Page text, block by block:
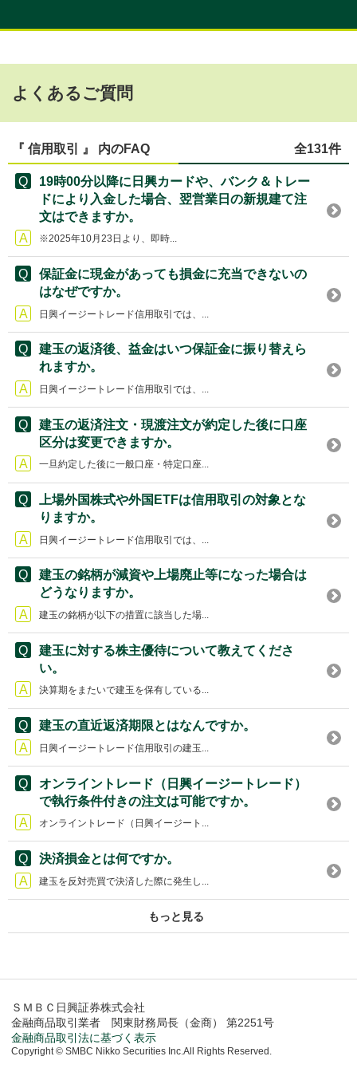
よくあるご質問
『 信用取引 』 内のFAQ 全131件
19時00分以降に日興カードや、バンク＆トレー
ドにより入金した場合、翌営業日の新規建て注
文はできますか。
※2025年10月23日より、即時...
保証金に現金があっても損金に充当できないの
はなぜですか。
日興イージートレード信用取引では、...
建玉の返済後、益金はいつ保証金に振り替えら
れますか。
日興イージートレード信用取引では、...
建玉の返済注文・現渡注文が約定した後に口座
区分は変更できますか。
一旦約定した後に一般口座・特定口座...
上場外国株式や外国ETFは信用取引の対象とな
りますか。
日興イージートレード信用取引では、...
建玉の銘柄が減資や上場廃止等になった場合は
どうなりますか。
建玉の銘柄が以下の措置に該当した場...
建玉に対する株主優待について教えてくださ
い。
決算期をまたいで建玉を保有している...
建玉の直近返済期限とはなんですか。
日興イージートレード信用取引の建玉...
オンライントレード（日興イージートレード）
で執行条件付きの注文は可能ですか。
オンライントレード（日興イージート...
決済損金とは何ですか。
建玉を反対売買で決済した際に発生し...
もっと見る
ＳＭＢＣ日興証券株式会社
金融商品取引業者 関東財務局長（金商） 第2251号
金融商品取引法に基づく表示
Copyright © SMBC Nikko Securities Inc.All Rights Reserved.